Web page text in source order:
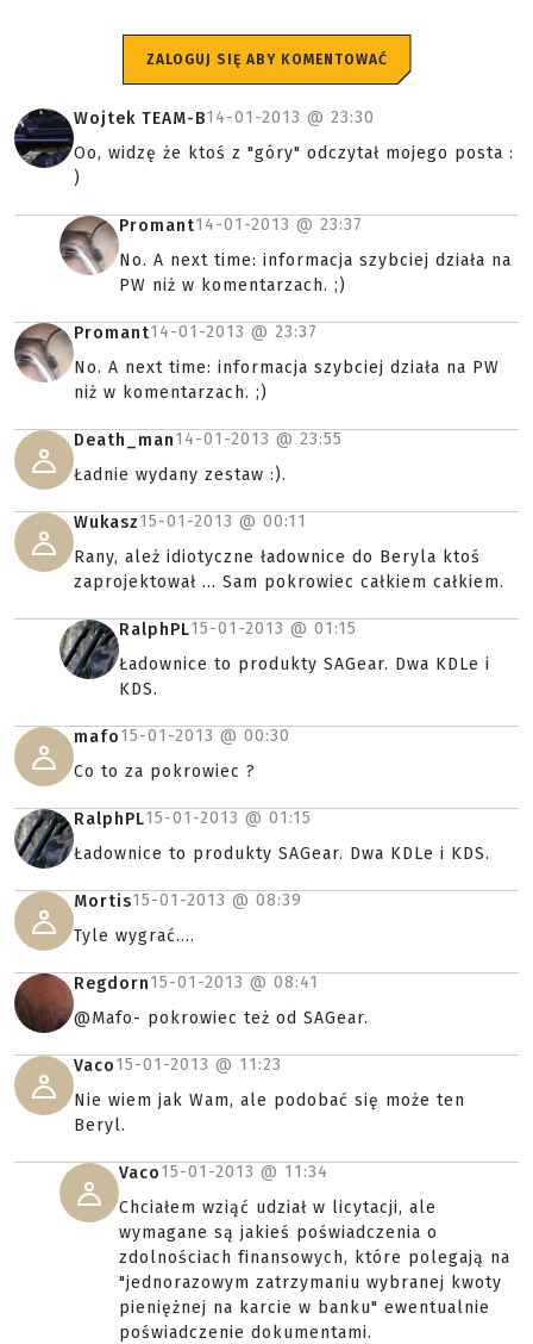
ZALOGUJ SIĘ ABY KOMENTOWAĆ
Wojtek TEAM-B14-01-2013 @ 23:30
Oo, widzę że ktoś z "góry" odczytał mojego posta :
)
Promant14-01-2013 @ 23:37
No. A next time: informacja szybciej działa na
PW niż w komentarzach. ;)
Promant14-01-2013 @ 23:37
No. A next time: informacja szybciej działa na PW
niż w komentarzach. ;)
Death_man14-01-2013 @ 23:55
Ładnie wydany zestaw :).
Wukasz15-01-2013 @ 00:11
Rany, ależ idiotyczne ładownice do Beryla ktoś
zaprojektował ... Sam pokrowiec całkiem całkiem.
RalphPL15-01-2013 @ 01:15
Ładownice to produkty SAGear. Dwa KDLe i
KDS.
mafo15-01-2013 @ 00:30
Co to za pokrowiec ?
RalphPL15-01-2013 @ 01:15
Ładownice to produkty SAGear. Dwa KDLe i KDS.
Mortis15-01-2013 @ 08:39
Tyle wygrać....
Regdorn15-01-2013 @ 08:41
@Mafo- pokrowiec też od SAGear.
Vaco15-01-2013 @ 11:23
Nie wiem jak Wam, ale podobać się może ten
Beryl.
Vaco15-01-2013 @ 11:34
Chciałem wziąć udział w licytacji, ale
wymagane są jakieś poświadczenia o
zdolnościach finansowych, które polegają na
"jednorazowym zatrzymaniu wybranej kwoty
pieniężnej na karcie w banku" ewentualnie
poświadczenie dokumentami.